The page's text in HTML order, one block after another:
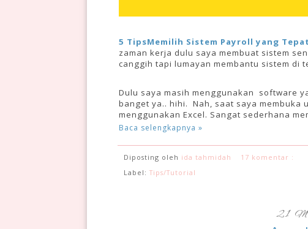
5 TipsMemilih Sistem Payroll yang
zaman kerja dulu saya membuat sistem
canggih tapi lumayan membantu sistem di
Dulu saya masih menggunakan
software
banget ya.. hihi. Nah, saat saya membuka
menggunakan Excel. Sangat sederhana
Baca selengkapnya »
Diposting oleh ida tahmidah
17 komentar :
Label: Tips/Tutorial
21